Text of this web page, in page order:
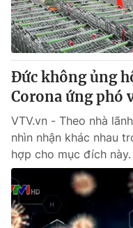
Đức không ủng
Corona ứng phó
VTV.vn - Theo nhà
nhìn nhận khác nhau
hợp cho mục đích